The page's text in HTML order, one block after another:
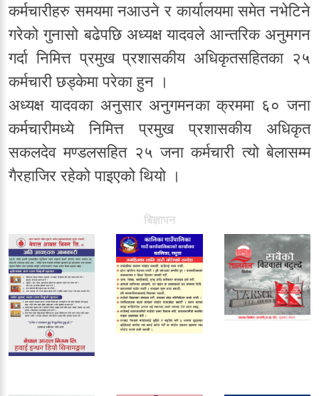
कर्मचारीहरु समयमा नआउने र कार्यालयमा समेत नभेटिने
गरेको गुनासो बढेपछि अध्यक्ष यादवले आन्तरिक अनुमगन
गर्दा निमित्त प्रमुख प्रशासकीय अधिकृतसहितका २५
कर्मचारी छड्केमा परेका हुन ।
अध्यक्ष यादवका अनुसार अनुगमनका क्रममा ६० जना
कर्मचारीमध्ये निमित्त प्रमुख प्रशासकीय अधिकृत
सकलदेव मण्डलसहित २५ जना कर्मचारी त्यो बेलासम्म
गैरहाजिर रहेको पाइएको थियो ।
बिज्ञापन